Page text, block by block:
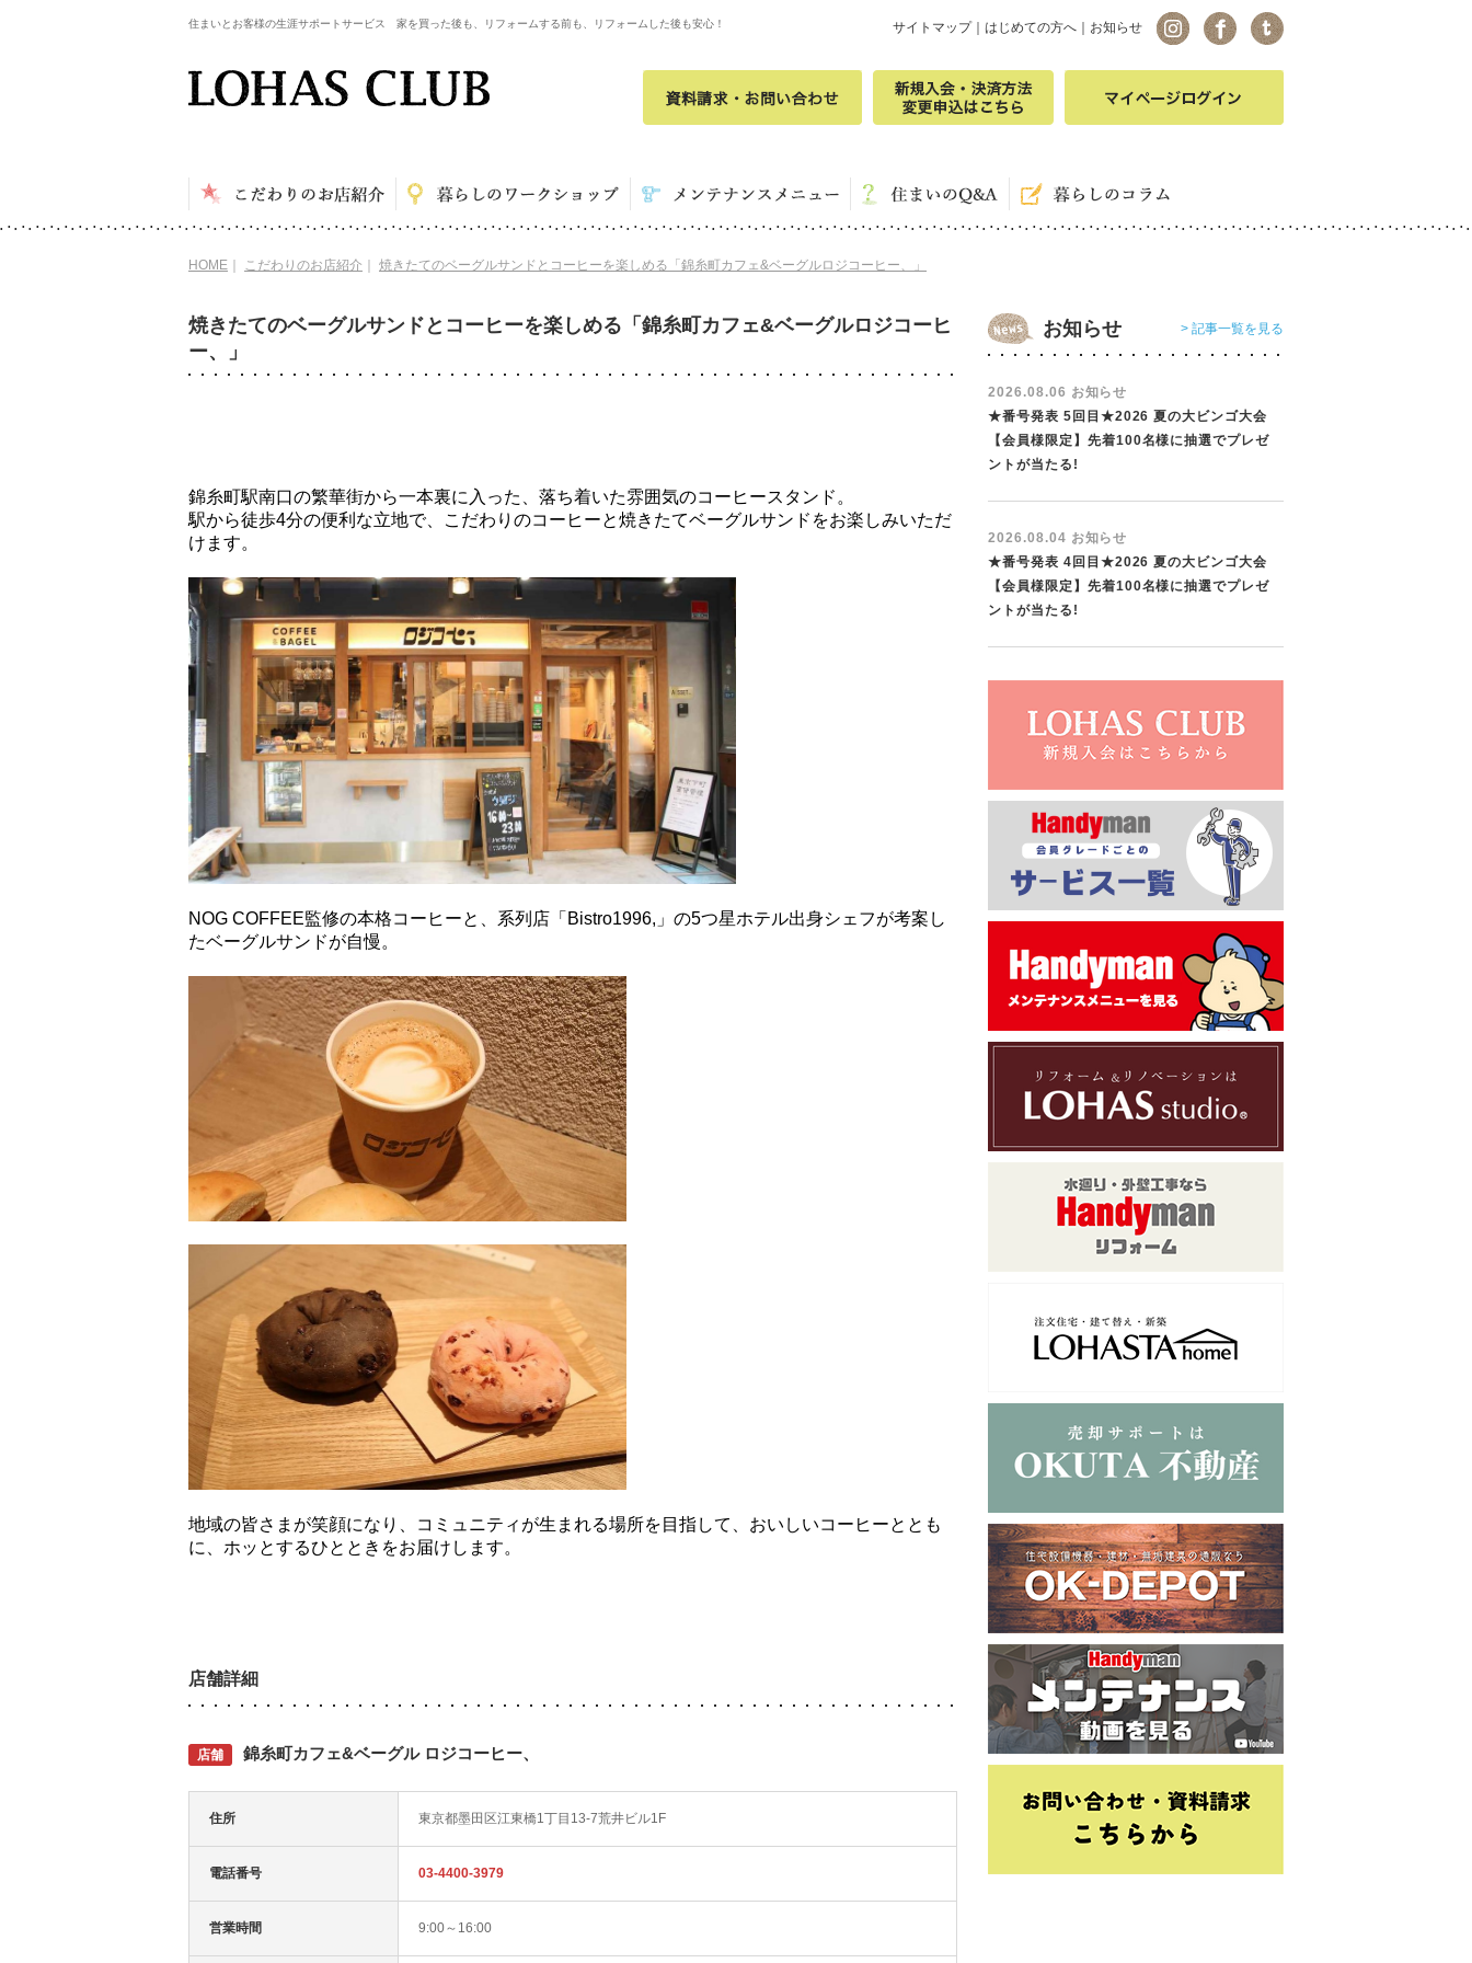
住まいとお客様の生涯サポートサービス 家を買った後も、リフォームする前も、リフォームした後も安心！ サイトマップ｜ はじめての方へ お知らせ
HOME こだわりのお店紹介 焼きたてのベーグルサンドとコーヒーを楽しめる「錦糸町カフェ&ベーグルロジコーヒー、」
焼きたてのベーグルサンドとコーヒーを楽しめる「錦糸町カフェ&ベーグルロジコーヒ
ー、」
錦糸町駅南口の繁華街から一本裏に入った、落ち着いた雰囲気のコーヒースタンド。
駅から徒歩4分の便利な立地で、こだわりのコーヒーと焼きたてベーグルサンドをお楽しみいただ
けます。
NOG COFFEE監修の本格コーヒーと、系列店「Bistro1996,」の5つ星ホテル出身シェフが考案し
たベーグルサンドが自慢。
地域の皆さまが笑顔になり、コミュニティが生まれる場所を目指して、おいしいコーヒーととも
に、ホッとするひとときをお届けします。
店舗詳細
店舗 錦糸町カフェ&ベーグル ロジコーヒー、
住所 東京都墨田区江東橋1丁目13-7荒井ビル1F
電話番号 03-4400-3979
営業時間 9:00～16:00
お知らせ > 記事一覧を見る
2026.08.06 お知らせ
★番号発表 5回目★2026 夏の大ビンゴ大会
【会員様限定】先着100名様に抽選でプレゼ
ントが当たる!
2026.08.04 お知らせ
★番号発表 4回目★2026 夏の大ビンゴ大会
【会員様限定】先着100名様に抽選でプレゼ
ントが当たる!